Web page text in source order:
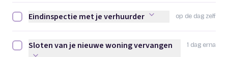
op de dag zelf
Eindinspectie met je verhuurder afvinken
Eindinspectie met je verhuurder
1 dag erna
Sloten van je nieuwe woning vervangen afvinken
Sloten van je nieuwe woning vervangen